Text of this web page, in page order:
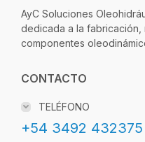
AyC Soluciones
dedicada a la
componentes
CONTACTO
TELÉFONO
+54 3492 432375